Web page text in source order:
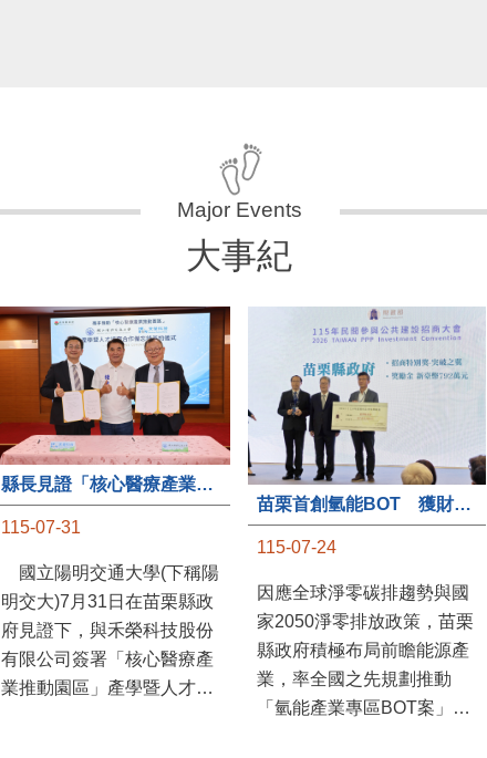
大事紀
縣長見證「核心醫療產業推動園區」產學合作簽約儀式
115-07-31
國立陽明交通大學(下稱陽
明交大)7月31日在苗栗縣政
府見證下，與禾榮科技股份
有限公司簽署「核心醫療產
業推動園區」產學暨人才培
苗栗首創氫能BOT 獲財政部「突破之翼」肯定
115-07-24
因應全球淨零碳排趨勢與國
家2050淨零排放政策，苗栗
縣政府積極布局前瞻能源產
業，率全國之先規劃推動
「氫能產業專區BOT案」，